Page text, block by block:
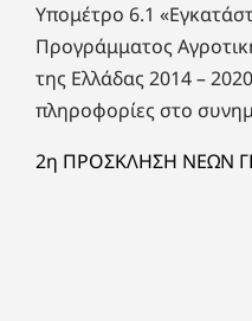
Υπομέτρο 6.1
Προγράμματος
της Ελλάδας 2014 –
πληροφορίες στο
2η ΠΡΟΣΚΛΗΣΗ ΝΕΩΝ